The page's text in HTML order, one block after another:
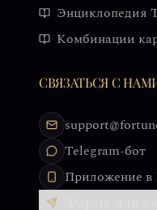
Энциклопедия
Комбинации
СВЯЗАТЬСЯ С
Telegram-бот
Приложение в